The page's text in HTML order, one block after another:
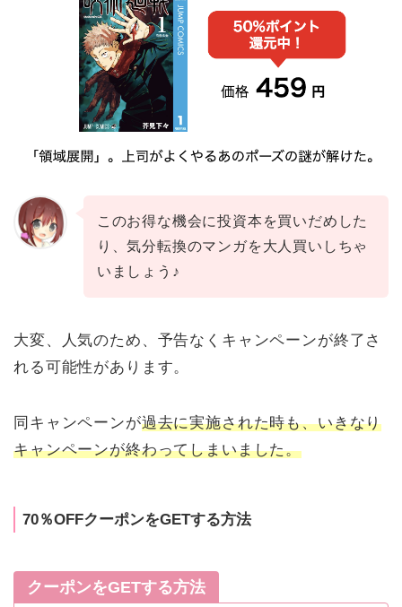
このお得な機会に投資本を買いだめした
り、気分転換のマンガを大人買いしちゃ
いましょう♪
大変、人気のため、予告なくキャンペーンが終了さ
れる可能性があります。
同キャンペーンが過去に実施された時も、いきなり
キャンペーンが終わってしまいました。
70％OFFクーポンをGETする方法
クーポンをGETする方法